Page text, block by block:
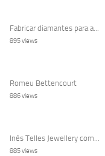
Fabricar diamantes para a...
895 views
Romeu Bettencourt
886 views
Inês Telles Jewellery com...
885 views